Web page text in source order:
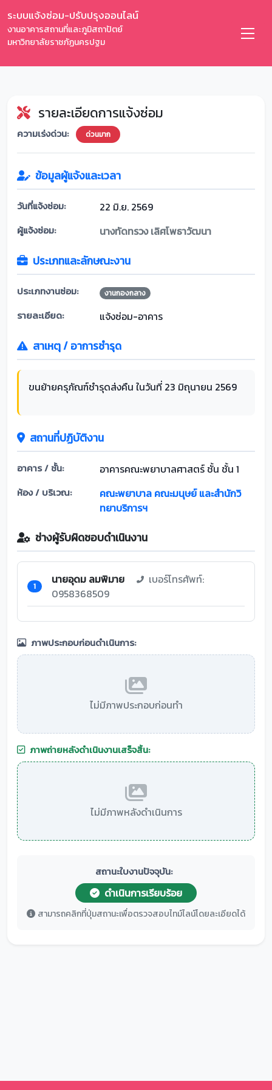
ระบบแจ้งซ่อม-ปรับปรุงออนไลน์
งานอาคารสถานที่และภูมิสถาปัตย์
มหาวิทยาลัยราชภัฏนครปฐม
รายละเอียดการแจ้งซ่อม
ความเร่งด่วน: ด่วนมาก
ข้อมูลผู้แจ้งและเวลา
วันที่แจ้งซ่อม: 22 มิ.ย. 2569
ผู้แจ้งซ่อม: นางทัดทรวง เลิศโพธาวัฒนา
ประเภทและลักษณะงาน
ประเภทงานซ่อม: งานกองกลาง
รายละเอียด: แจ้งซ่อม-อาคาร
สาเหตุ / อาการชำรุด
ขนย้ายครุภัณฑ์ชำรุดส่งคืน ในวันที่ 23 มิถุนายน 2569
สถานที่ปฏิบัติงาน
อาคาร / ชั้น: อาคารคณะพยาบาลศาสตร์ ชั้น ชั้น 1
ห้อง / บริเวณ:
คณะพยาบาล คณะมนุษย์ และสำนักวิ
ทยาบริการฯ
ช่างผู้รับผิดชอบดำเนินงาน
1 นายอุดม ลมพิมาย
เบอร์โทรศัพท์:
0958368509
ภาพประกอบก่อนดำเนินการ:
ไม่มีภาพประกอบก่อนทำ
ภาพถ่ายหลังดำเนินงานเสร็จสิ้น:
ไม่มีภาพหลังดำเนินการ
สถานะใบงานปัจจุบัน:
ดำเนินการเรียบร้อย
สามารถคลิกที่ปุ่มสถานะเพื่อตรวจสอบไทม์ไลน์โดยละเอียดได้